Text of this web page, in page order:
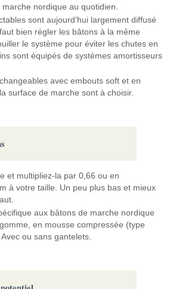
nordique au quotidien.
sont aujourd’hui largement diffusé
bien régler les bâtons à la même
le système pour éviter les chutes en
sont équipés de systèmes amortisseurs
avec embouts soft et en
surface de marche sont à choisir.
et multipliez-la par 0,66 ou en
à votre taille. Un peu plus bas et mieux
aux bâtons de marche nordique
en mousse compressée (type
ou sans gantelets.